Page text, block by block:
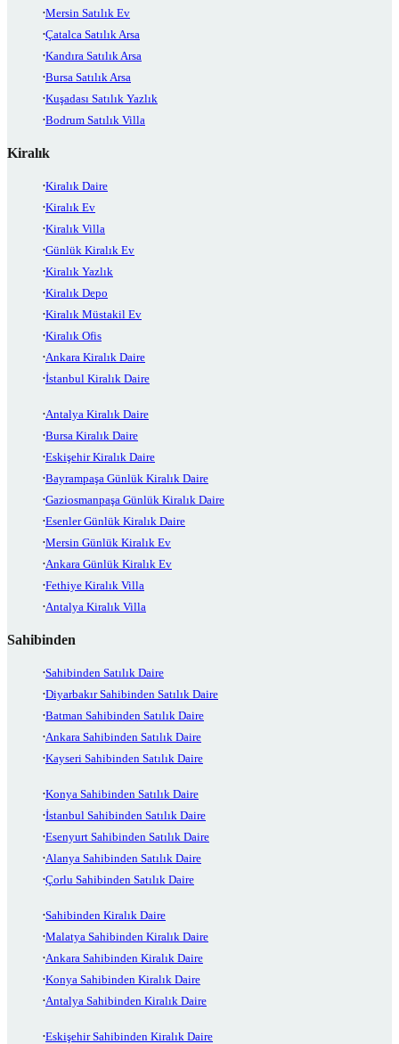
Mersin Satılık Ev
Çatalca Satılık Arsa
Kandıra Satılık Arsa
Bursa Satılık Arsa
Kuşadası Satılık Yazlık
Bodrum Satılık Villa
Kiralık
Kiralık Daire
Kiralık Ev
Kiralık Villa
Günlük Kiralık Ev
Kiralık Yazlık
Kiralık Depo
Kiralık Müstakil Ev
Kiralık Ofis
Ankara Kiralık Daire
İstanbul Kiralık Daire
Antalya Kiralık Daire
Bursa Kiralık Daire
Eskişehir Kiralık Daire
Bayrampaşa Günlük Kiralık Daire
Gaziosmanpaşa Günlük Kiralık Daire
Esenler Günlük Kiralık Daire
Mersin Günlük Kiralık Ev
Ankara Günlük Kiralık Ev
Fethiye Kiralık Villa
Antalya Kiralık Villa
Sahibinden
Sahibinden Satılık Daire
Diyarbakır Sahibinden Satılık Daire
Batman Sahibinden Satılık Daire
Ankara Sahibinden Satılık Daire
Kayseri Sahibinden Satılık Daire
Konya Sahibinden Satılık Daire
İstanbul Sahibinden Satılık Daire
Esenyurt Sahibinden Satılık Daire
Alanya Sahibinden Satılık Daire
Çorlu Sahibinden Satılık Daire
Sahibinden Kiralık Daire
Malatya Sahibinden Kiralık Daire
Ankara Sahibinden Kiralık Daire
Konya Sahibinden Kiralık Daire
Antalya Sahibinden Kiralık Daire
Eskişehir Sahibinden Kiralık Daire